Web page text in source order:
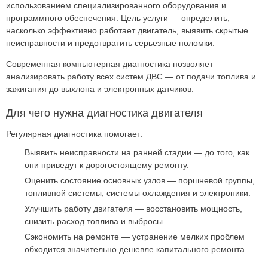
использованием специализированного оборудования и
программного обеспечения. Цель услуги — определить,
насколько эффективно работает двигатель, выявить скрытые
неисправности и предотвратить серьезные поломки.
Современная компьютерная диагностика позволяет
анализировать работу всех систем ДВС — от подачи топлива и
зажигания до выхлопа и электронных датчиков.
Для чего нужна диагностика двигателя
Регулярная диагностика помогает:
Выявить неисправности на ранней стадии — до того, как
они приведут к дорогостоящему ремонту.
Оценить состояние основных узлов — поршневой группы,
топливной системы, системы охлаждения и электроники.
Улучшить работу двигателя — восстановить мощность,
снизить расход топлива и выбросы.
Сэкономить на ремонте — устранение мелких проблем
обходится значительно дешевле капитального ремонта.